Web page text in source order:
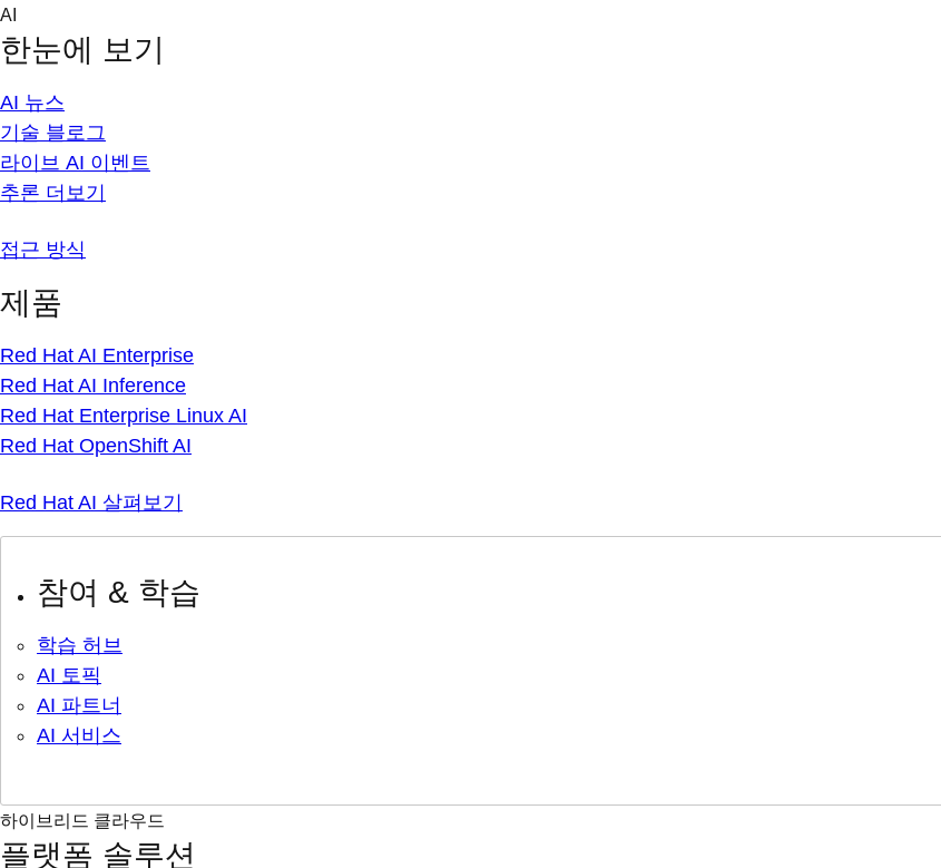
Skip
content
AI
한눈에 보기
AI 뉴스
기술 블로그
라이브 AI 이벤트
추론 더보기
접근 방식
제품
Red Hat AI Enterprise
Red Hat AI Inference
Red Hat Enterprise Linux AI
Red Hat OpenShift AI
Red Hat AI 살펴보기
참여 & 학습
학습 허브
AI 토픽
AI 파트너
AI 서비스
하이브리드 클라우드
플랫폼 솔루션